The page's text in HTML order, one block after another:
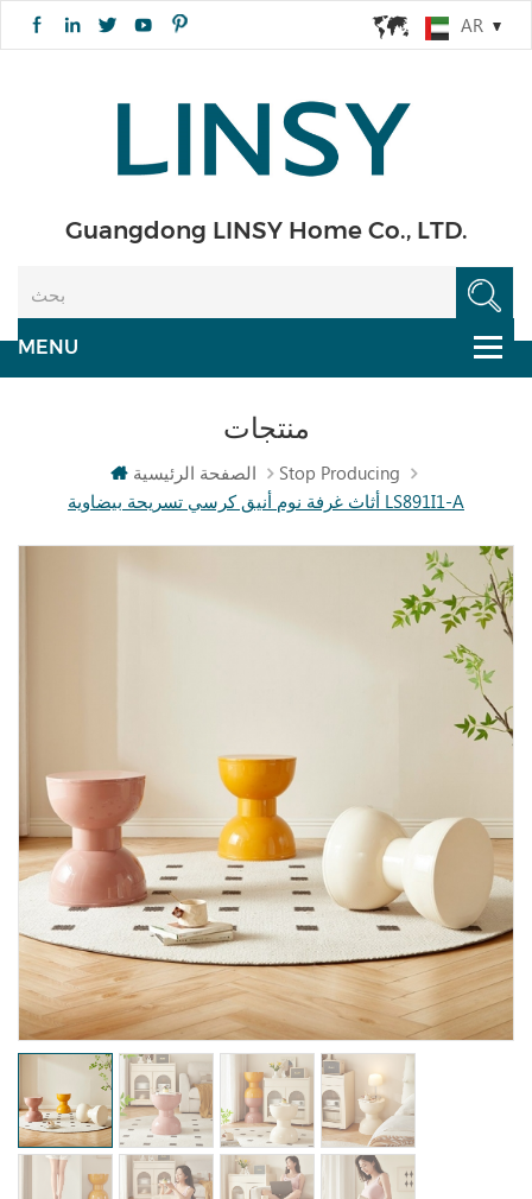
AR
Guangdong LINSY Home Co., LTD.
منتجات
الصفحة الرئيسية
Stop Producing
أثاث غرفة نوم أنيق كرسي تسريحة بيضاوية LS891I1-A